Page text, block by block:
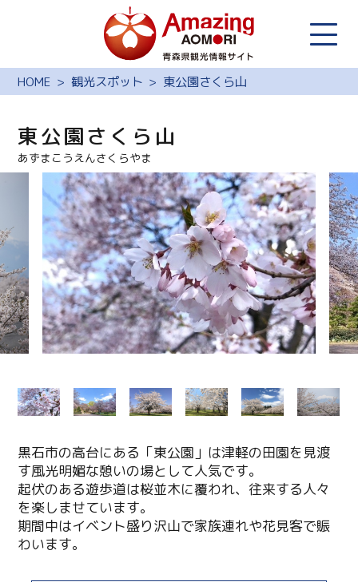
HOME 観光スポット 東公園さくら山
東公園さくら山
あずまこうえんさくらやま
黒石市の高台にある「東公園」は津軽の田園を見渡
す風光明媚な憩いの場として人気です。
起伏のある遊歩道は桜並木に覆われ、往来する人々
を楽しませています。
期間中はイベント盛り沢山で家族連れや花見客で賑
わいます。